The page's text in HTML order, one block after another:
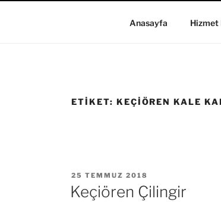
Anasayfa Hizmet
ETIKET: KEÇIÖREN KALE
YAYIM
TARIHI
25 TEMMUZ 2018
Keçiören Çilingir